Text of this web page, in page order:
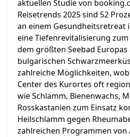
aktuellen Studie von
Reisetrends 2025 sind 52
an einem Gesundheitsretreat
eine Tiefenrevitalisierung zum
dem größten Seebad Europas
bulgarischen
zahlreiche Möglichkeiten,
Center des Kurortes oft
wie Schlamm, Bienenwachs,
Rosskastanien zum Einsatz
Heilschlamm gegen
zahlreichen Programmen von